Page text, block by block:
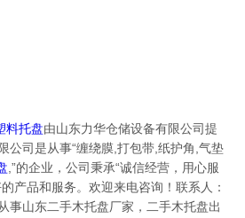
料托盘由山东力华仓储设备有限公司提
公司是从事“缠绕膜,打包带,纸护角,气垫
,”的企业，公司秉承“诚信经营，用心服
产品和服务。欢迎来电咨询！联系人：
事山东二手木托盘厂家，二手木托盘出